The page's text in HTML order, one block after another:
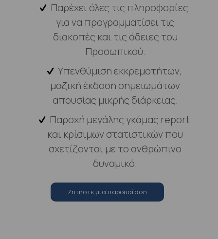
Παρέχει όλες τις πληροφορίες
για να προγραμματίσει τις
διακοπές και τις άδειες του
Προσωπικού.
Υπενθύμιση εκκρεμοτήτων,
μαζική έκδοση σημειωμάτων
απουσίας μικρής διάρκειας.
Παροχή μεγάλης γκάμας report
και κρίσιμων στατιστικών που
σχετίζονται με το ανθρώπινο
δυναμικό.
Zητήστε μια παρουσίαση